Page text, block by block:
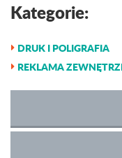
Kategorie:
DRUK I POLIGRAFIA
REKLAMA